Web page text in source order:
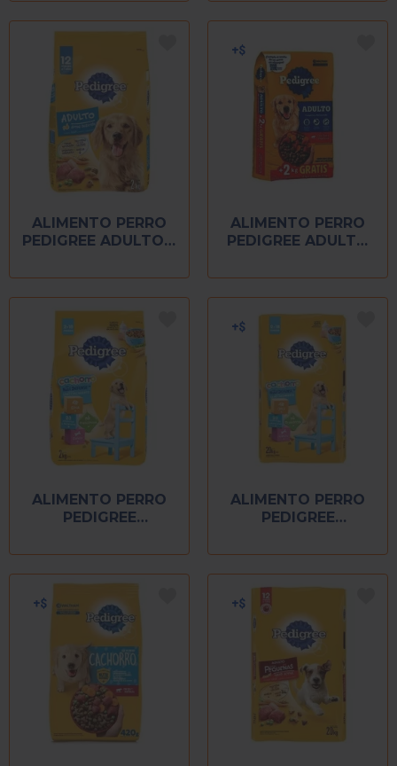
ALIMENTO PERRO
PEDIGREE ADULTO 2
ALIMENTO PERRO
PEDIGREE ADULTO
ALIMENTO PERRO
PEDIGREE
ALIMENTO PERRO
PEDIGREE